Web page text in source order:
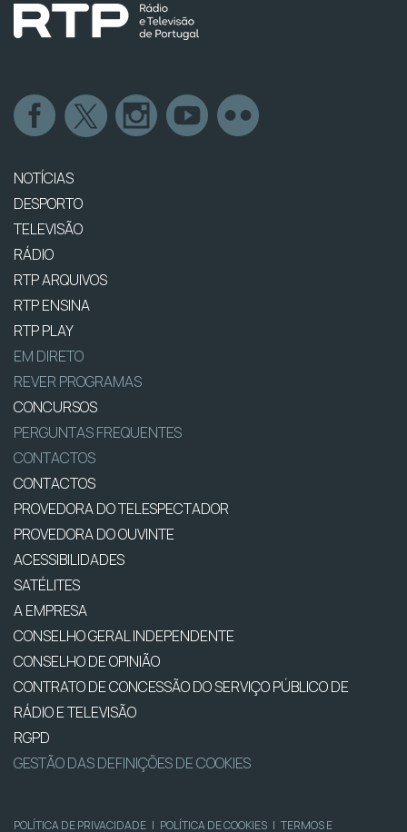
NOTÍCIAS
DESPORTO
TELEVISÃO
RÁDIO
RTP ARQUIVOS
RTP ENSINA
RTP PLAY
EM DIRETO
REVER PROGRAMAS
CONCURSOS
PERGUNTAS FREQUENTES
CONTACTOS
CONTACTOS
PROVEDORA DO TELESPECTADOR
PROVEDORA DO OUVINTE
ACESSIBILIDADES
SATÉLITES
A EMPRESA
CONSELHO GERAL INDEPENDENTE
CONSELHO DE OPINIÃO
CONTRATO DE CONCESSÃO DO SERVIÇO PÚBLICO DE
RÁDIO E TELEVISÃO
RGPD
GESTÃO DAS DEFINIÇÕES DE COOKIES
POLÍTICA DE PRIVACIDADE | POLÍTICA DE COOKIES | TERMOS E